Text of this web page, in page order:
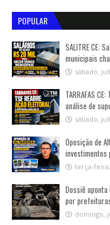
POPULAR
SALITRE CE:
municipais
sábado,
TARRAFAS
análise de
sábado,
Oposição de
investimentos
terça-
Dossiê
por
domingo,